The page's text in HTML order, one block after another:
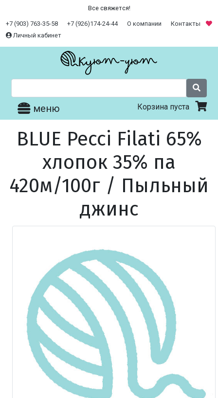
Все свяжется!
+7 (903) 763-35-58 +7 (926)174-24-44 О компании
Контакты
Личный кабинет
меню Корзина пуста
BLUE Pecci Filati 65%
хлопок 35% па
420м/100г / Пыльный
джинс